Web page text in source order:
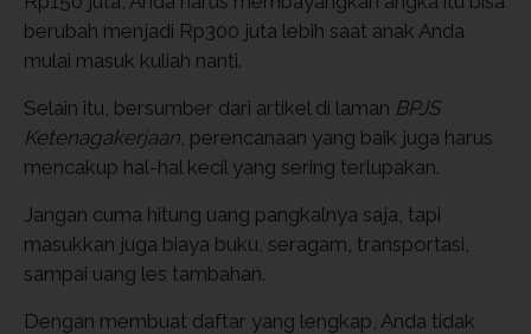
berubah menjadi Rp300 juta lebih saat anak Anda
mulai masuk kuliah nanti.
Selain itu, bersumber dari artikel di laman BPJS
Ketenagakerjaan, perencanaan yang baik juga harus
mencakup hal-hal kecil yang sering terlupakan.
Jangan cuma hitung uang pangkalnya saja, tapi
masukkan juga biaya buku, seragam, transportasi,
sampai uang les tambahan.
Dengan membuat daftar yang lengkap, Anda tidak